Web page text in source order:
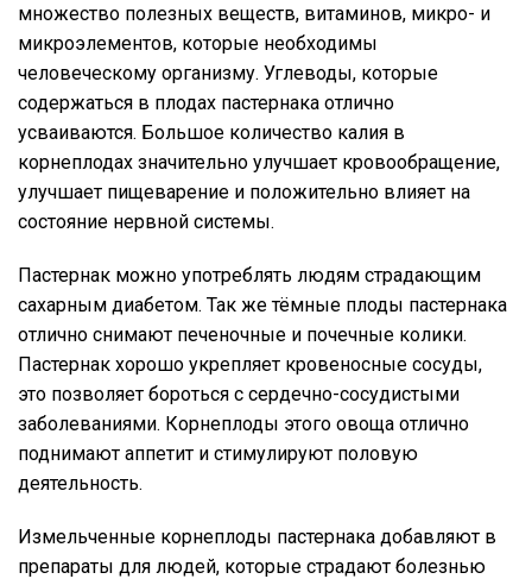
множество полезных веществ, витаминов, микро- и
микроэлементов, которые необходимы
человеческому организму. Углеводы, которые
содержаться в плодах пастернака отлично
усваиваются. Большое количество калия в
корнеплодах значительно улучшает кровообращение,
улучшает пищеварение и положительно влияет на
состояние нервной системы.
Пастернак можно употреблять людям страдающим
сахарным диабетом. Так же тёмные плоды пастернака
отлично снимают печеночные и почечные колики.
Пастернак хорошо укрепляет кровеносные сосуды,
это позволяет бороться с сердечно-сосудистыми
заболеваниями. Корнеплоды этого овоща отлично
поднимают аппетит и стимулируют половую
деятельность.
Измельченные корнеплоды пастернака добавляют в
препараты для людей, которые страдают болезнью